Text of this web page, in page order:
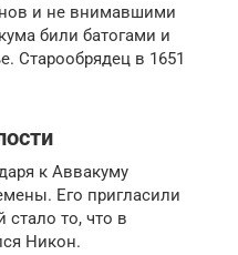
и не внимавшими
били батогами и
Старообрядец в 1651
к Аввакуму
Его пригласили
стало то, что в
Никон.